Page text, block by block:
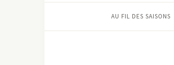
AU FIL DES SAISONS